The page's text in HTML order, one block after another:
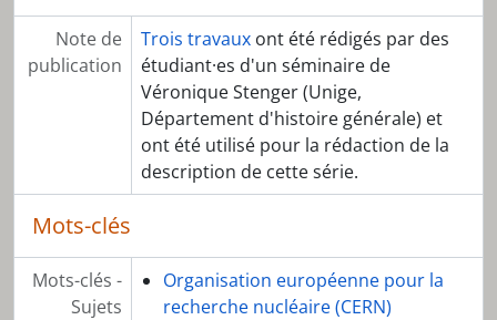
Note de
publication
Trois travauxont été rédigés par des
étudiant·es d'un séminaire de
Véronique Stenger (Unige,
Département d'histoire générale) et
ont été utilisé pour la rédaction de la
description de cette série.
Mots-clés
Mots-clés -
Sujets
Organisation européenne pour la
recherche nucléaire (CERN)